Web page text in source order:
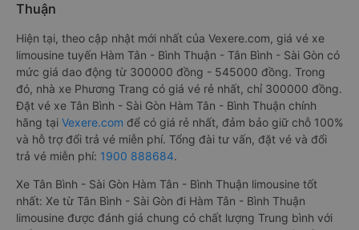
Thuận
Hiện tại, theo cập nhật mới nhất của Vexere.com, giá vé xe
limousine tuyến Hàm Tân - Bình Thuận - Tân Bình - Sài Gòn có
mức giá dao động từ 300000 đồng - 545000 đồng. Trong
đó, nhà xe Phương Trang có giá vé rẻ nhất, chỉ 300000 đồng.
Đặt vé xe Tân Bình - Sài Gòn Hàm Tân - Bình Thuận chính
hãng tại Vexere.com để có giá rẻ nhất, đảm bảo giữ chỗ 100%
và hỗ trợ đổi trả vé miễn phí. Tổng đài tư vấn, đặt vé và đổi
trả vé miễn phí: 1900 888684.
Xe Tân Bình - Sài Gòn Hàm Tân - Bình Thuận limousine tốt
nhất: Xe từ Tân Bình - Sài Gòn đi Hàm Tân - Bình Thuận
limousine được đánh giá chung có chất lượng Trung bình với